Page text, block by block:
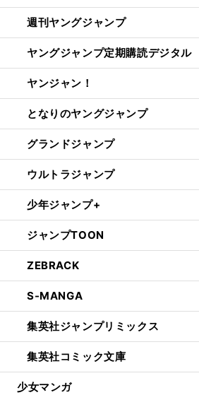
週刊ヤングジャンプ
ヤングジャンプ定期購読デジタル
ヤンジャン！
となりのヤングジャンプ
グランドジャンプ
ウルトラジャンプ
少年ジャンプ+
ジャンプTOON
ZEBRACK
S-MANGA
集英社ジャンプリミックス
集英社コミック文庫
少女マンガ